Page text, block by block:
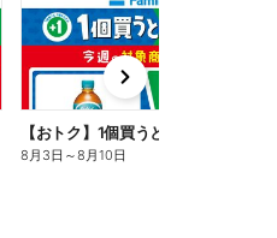
【おトク】1個買うと1個もらえる/麦茶
8月3日 ～8月10日
e
x
t